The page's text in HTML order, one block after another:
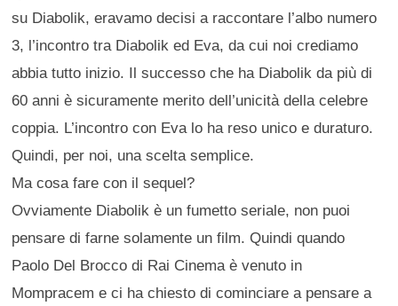
su Diabolik, eravamo decisi a raccontare l’albo numero
3, l’incontro tra Diabolik ed Eva, da cui noi crediamo
abbia tutto inizio. Il successo che ha Diabolik da più di
60 anni è sicuramente merito dell’unicità della celebre
coppia. L’incontro con Eva lo ha reso unico e duraturo.
Quindi, per noi, una scelta semplice.
Ma cosa fare con il sequel?
Ovviamente Diabolik è un fumetto seriale, non puoi
pensare di farne solamente un film. Quindi quando
Paolo Del Brocco di Rai Cinema è venuto in
Mompracem e ci ha chiesto di cominciare a pensare a